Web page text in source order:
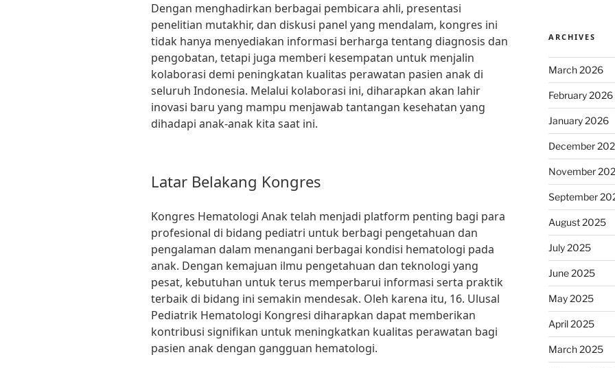
Dengan menghadirkan berbagai pembicara ahli, presentasi
penelitian mutakhir, dan diskusi panel yang mendalam, kongres ini
tidak hanya menyediakan informasi berharga tentang diagnosis dan
pengobatan, tetapi juga memberi kesempatan untuk menjalin
kolaborasi demi peningkatan kualitas perawatan pasien anak di
seluruh Indonesia. Melalui kolaborasi ini, diharapkan akan lahir
inovasi baru yang mampu menjawab tantangan kesehatan yang
dihadapi anak-anak kita saat ini.
Latar Belakang Kongres
Kongres Hematologi Anak telah menjadi platform penting bagi para
profesional di bidang pediatri untuk berbagi pengetahuan dan
pengalaman dalam menangani berbagai kondisi hematologi pada
anak. Dengan kemajuan ilmu pengetahuan dan teknologi yang
pesat, kebutuhan untuk terus memperbarui informasi serta praktik
terbaik di bidang ini semakin mendesak. Oleh karena itu, 16. Ulusal
Pediatrik Hematologi Kongresi diharapkan dapat memberikan
kontribusi signifikan untuk meningkatkan kualitas perawatan bagi
pasien anak dengan gangguan hematologi.
ARCHIVES
March 2026
February 2026
January 2026
December
November
September
August 2025
July 2025
June 2025
May 2025
April 2025
March 2025